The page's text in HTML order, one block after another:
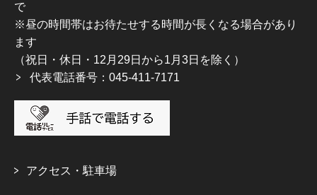
で
※昼の時間帯はお待たせする時間が長くなる場合があり
ます
（祝日・休日・12月29日から1月3日を除く）
代表電話番号：045-411-7171
アクセス・駐車場